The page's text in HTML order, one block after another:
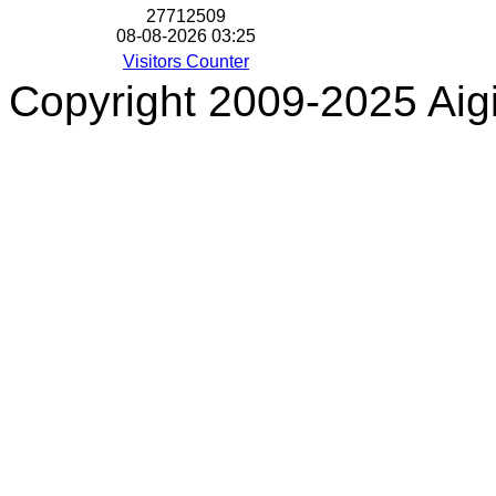
27712509
08-08-2026 03:25
Visitors Counter
Copyright 2009-2025